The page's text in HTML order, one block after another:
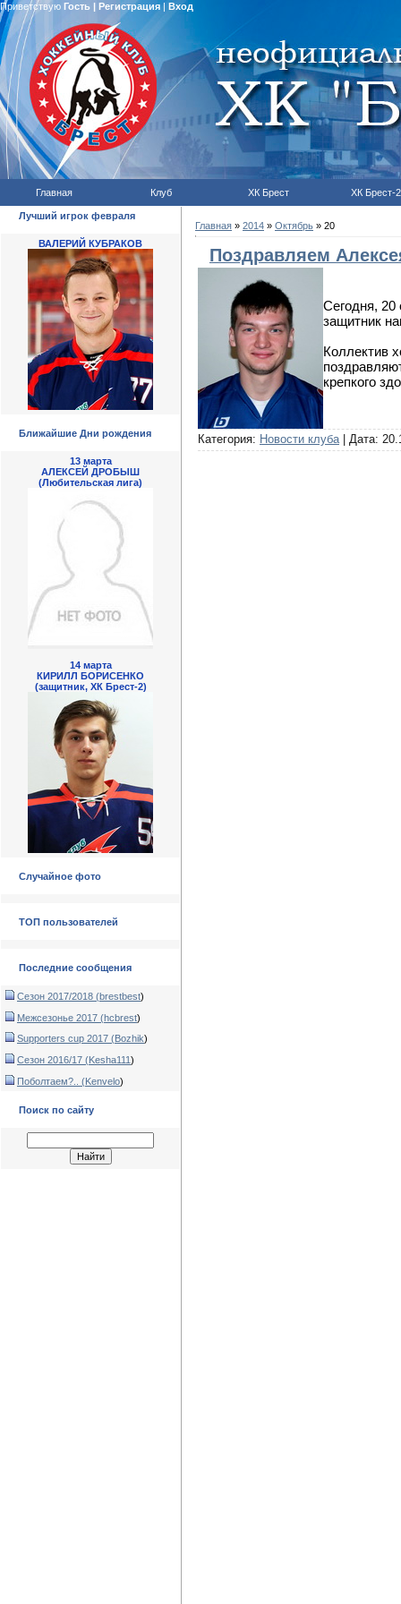
Приветствую Гость | Регистрация| Вход
Главная Клуб ХК Брест ХК Брест-2
Лучший игрок февраля
ВАЛЕРИЙ КУБРАКОВ
Ближайшие Дни рождения
13 марта
АЛЕКСЕЙ ДРОБЫШ
(Любительская лига)
14 марта
КИРИЛЛ БОРИСЕНКО
(защитник, ХК Брест-2)
Случайное фото
ТОП пользователей
Последние сообщения
Сезон 2017/2018 (brestbest)
Межсезонье 2017 (hcbrest)
Supporters cup 2017 (Bozhik)
Сезон 2016/17 (Kesha111)
Поболтаем?.. (Kenvelo)
Поиск по сайту
Главная » 2014 » Октябрь » 20
Поздравляем
Сегодня, 20
защитник
Коллектив
крепкого
Категория: Новости клуба | Дата: